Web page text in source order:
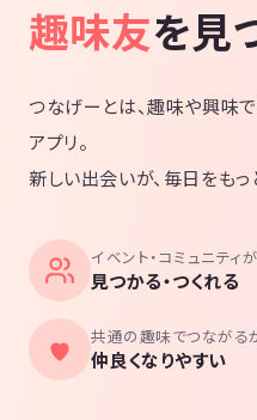
趣味友を見
つなげーとは、趣味や興味
アプリ。
新しい出会いが、毎日をもっ
イベント・コミュニティが
見つかる・つくれる
共通の趣味でつながる
仲良くなりやすい